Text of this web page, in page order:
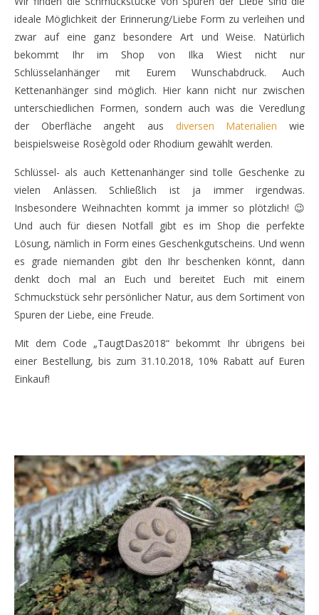
ideale Möglichkeit der Erinnerung/Liebe Form zu verleihen und
zwar auf eine ganz besondere Art und Weise. Natürlich
bekommt Ihr im Shop von Ilka Wiest nicht nur
Schlüsselanhänger mit Eurem Wunschabdruck. Auch
Kettenanhänger sind möglich. Hier kann nicht nur zwischen
unterschiedlichen Formen, sondern auch was die Veredlung
der Oberfläche angeht aus diversen Materialien wie
beispielsweise Rosègold oder Rhodium gewählt werden.
Schlüssel- als auch Kettenanhänger sind tolle Geschenke zu
vielen Anlässen. Schließlich ist ja immer irgendwas.
Insbesondere Weihnachten kommt ja immer so plötzlich! 😉
Und auch für diesen Notfall gibt es im Shop die perfekte
Lösung, nämlich in Form eines Geschenkgutscheins. Und wenn
es grade niemanden gibt den Ihr beschenken könnt, dann
denkt doch mal an Euch und bereitet Euch mit einem
Schmuckstück sehr persönlicher Natur, aus dem Sortiment von
Spuren der Liebe, eine Freude.
Mit dem Code „TaugtDas2018“ bekommt Ihr übrigens bei
einer Bestellung, bis zum 31.10.2018, 10% Rabatt auf Euren
Einkauf!